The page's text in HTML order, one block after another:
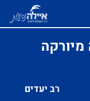
רב יעדים